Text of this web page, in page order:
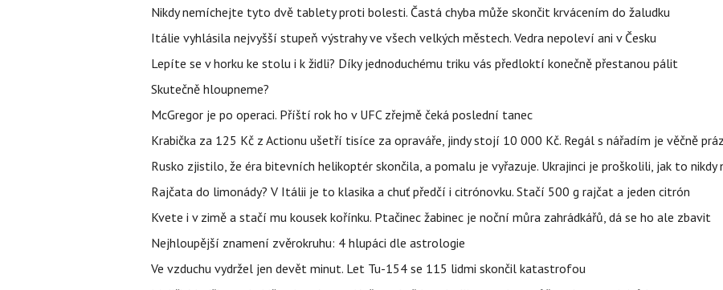
Nikdy nemíchejte tyto dvě tablety proti bolesti. Častá chyba může skončit krvácením do žaludku
Itálie vyhlásila nejvyšší stupeň výstrahy ve všech velkých městech. Vedra nepoleví ani v Česku
Lepíte se v horku ke stolu i k židli? Díky jednoduchému triku vás předloktí konečně přestanou pálit
Skutečně hloupneme?
McGregor je po operaci. Příští rok ho v UFC zřejmě čeká poslední tanec
Krabička za 125 Kč z Actionu ušetří tisíce za opraváře, jindy stojí 10 000 Kč. Regál s nářadím je věčně
Rusko zjistilo, že éra bitevních helikoptér skončila, a pomalu je vyřazuje. Ukrajinci je proškolili, jak to nikdy
Rajčata do limonády? V Itálii je to klasika a chuť předčí i citrónovku. Stačí 500 g rajčat a jeden citrón
Kvete i v zimě a stačí mu kousek kořínku. Ptačinec žabinec je noční můra zahrádkářů, dá se ho ale zbavit
Nejhloupější znamení zvěrokruhu: 4 hlupáci dle astrologie
Ve vzduchu vydržel jen devět minut. Let Tu-154 se 115 lidmi skončil katastrofou